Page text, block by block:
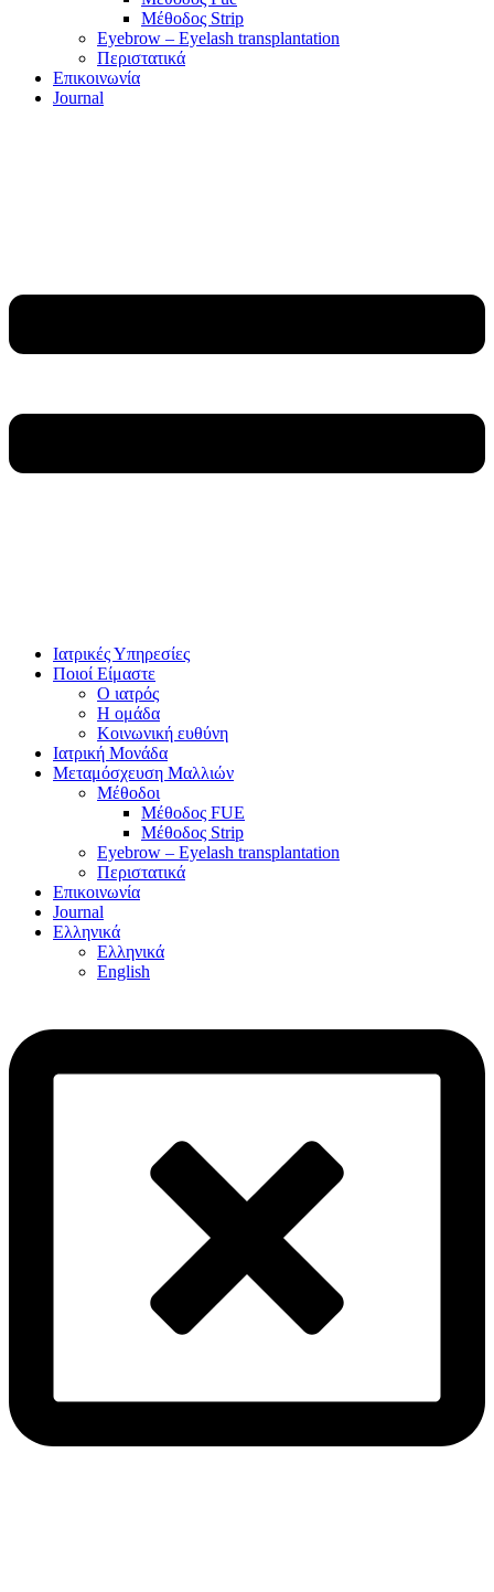
Μέθοδος Strip
Eyebrow – Eyelash transplantation
Περιστατικά
Επικοινωνία
Journal
Ιατρικές Υπηρεσίες
Ποιοί Είμαστε
Ο ιατρός
Η ομάδα
Κοινωνική ευθύνη
Ιατρική Μονάδα
Μεταμόσχευση Μαλλιών
Μέθοδοι
Μέθοδος FUE
Μέθοδος Strip
Eyebrow – Eyelash transplantation
Περιστατικά
Επικοινωνία
Journal
Ελληνικά
Ελληνικά
English